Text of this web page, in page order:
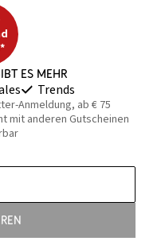
es mehr
Trends
Anmeldung, ab € 75
mit anderen Gutscheinen